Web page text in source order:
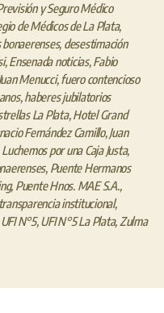
y Seguro Médico
de Médicos de La Plata,
, desestimación
,Ensenada noticias,Fabio
Menucci,fuero contencioso
,haberes jubilatorios
La Plata,Hotel Grand
Fernández Camillo,Juan
Luchemos por una Caja Justa,
, Puente Hermanos
, Puente Hnos. MAE S.A.,
transparencia institucional,
UFI N°5,UFI N°5 La Plata, Zulma